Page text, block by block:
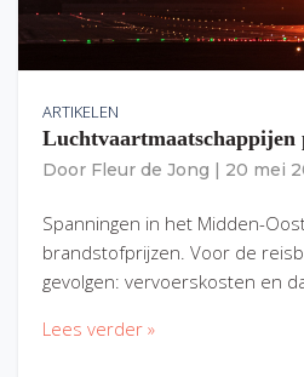
ARTIKELEN
Luchtvaartmaatschappijen
Door Fleur de Jong 20 mei
Spanningen in het Midden-
brandstofprijzen. Voor de
gevolgen: vervoerskosten en
Lees verder »